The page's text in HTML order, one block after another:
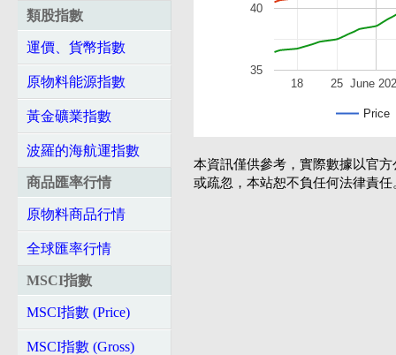
類股指數
運價、貨幣指數
原物料能源指數
黃金礦業指數
波羅的海航運指數
商品匯率行情
原物料商品行情
全球匯率行情
MSCI指數
MSCI指數 (Price)
MSCI指數 (Gross)
Price
June
18 25
35
40
本資訊僅供參考，實際數據以官
或疏忽，本站恕不負任何法律責任